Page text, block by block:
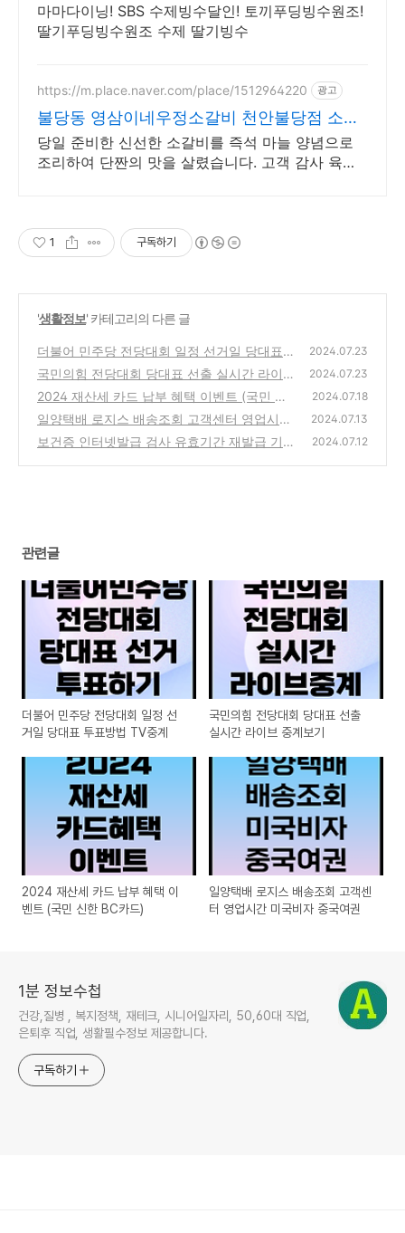
마마다이닝! SBS 수제빙수달인! 토끼푸딩빙수원조!
딸기푸딩빙수원조 수제 딸기빙수
https://m.place.naver.com/place/1512964220 광고
불당동 영삼이네우정소갈비 천안불당점 소갈
비 전문점
당일 준비한 신선한 소갈비를 즉석 마늘 양념으로
조리하여 단짠의 맛을 살렸습니다. 고객 감사 육회
1 구독하기
'생활정보' 카테고리의 다른 글
더불어 민주당 전당대회 일정 선거일 당대표
투표방법 TV중계
(0)
2024.07.23
국민의힘 전당대회 당대표 선출 실시간 라이브
중계보기
(1)
2024.07.23
2024 재산세 카드 납부 혜택 이벤트 (국민 신
한 BC카드)
(0)
2024.07.18
일양택배 로지스 배송조회 고객센터 영업시간
미국비자 중국여권
(0)
2024.07.13
보건증 인터넷발급 검사 유효기간 재발급 기간
2024.07.12
관련글
더불어 민주당 전당대회 일정 선
거일 당대표 투표방법 TV중계
국민의힘 전당대회 당대표 선출
실시간 라이브 중계보기
2024 재산세 카드 납부 혜택 이
벤트 (국민 신한 BC카드)
일양택배 로지스 배송조회 고객센
터 영업시간 미국비자 중국여권
1분 정보수첩
건강,질병 , 복지정책, 재테크, 시니어일자리, 50,60대 직업,
은퇴후 직업, 생활필수정보 제공합니다.
구독하기